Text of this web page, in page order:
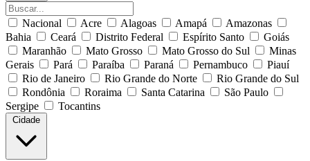
Nacional Acre Alagoas Amapá
Amazonas
Bahia
Ceará Distrito Federal Espírito Santo
Goiás
Maranhão
Mato Grosso Mato Grosso do Sul
Minas
Gerais
Pará Paraíba Paraná Pernambuco
Piauí
Rio de Janeiro
Rio Grande do Norte
Rio Grande do Sul
Rondônia
Roraima Santa Catarina
São Paulo
Sergipe
Tocantins
Cidade